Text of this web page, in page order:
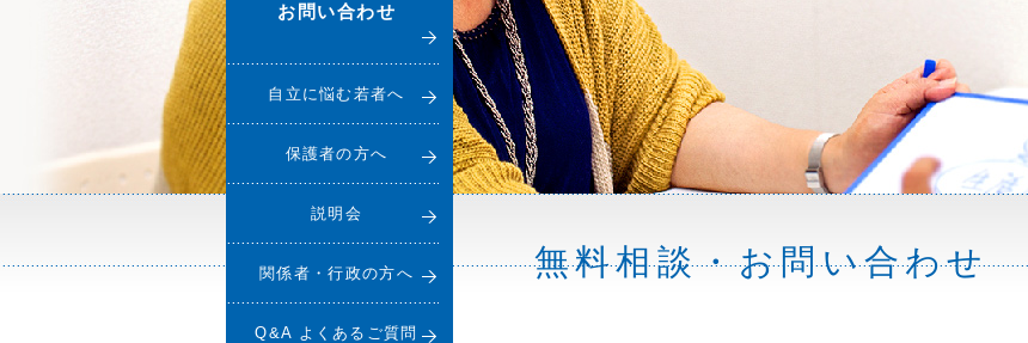
お問い合わせ
自立に悩む若者へ
保護者の方へ
説明会
関係者・行政の方へ
Q&A よくあるご質問
無料相談・お問い合わせ